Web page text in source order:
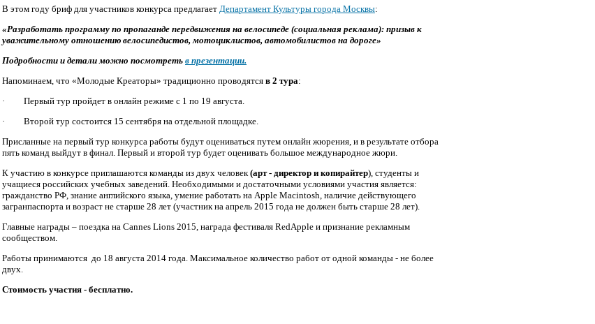
В этом году бриф для участников конкурса предлагает Департамент Культуры города Москвы:
«Разработать программу по пропаганде передвижения на велосипеде (социальная реклама): призыв к
уважительному отношению велосипедистов, мотоциклистов, автомобилистов на дороге»
Подробности и детали можно посмотреть в презентации.
Напоминаем, что «Молодые Креаторы» традиционно проводятся в 2 тура:
· Первый тур пройдет в онлайн режиме с 1 по 19 августа.
· Второй тур состоится 15 сентября на отдельной площадке.
Присланные на первый тур конкурса работы будут оцениваться путем онлайн жюрения, и в результате отбора
пять команд выйдут в финал. Первый и второй тур будет оценивать большое международное жюри.
К участию в конкурсе приглашаются команды из двух человек (арт - директор и копирайтер), студенты и
учащиеся российских учебных заведений. Необходимыми и достаточными условиями участия является:
гражданство РФ, знание английского языка, умение работать на Apple Macintosh, наличие действующего
загранпаспорта и возраст не старше 28 лет (участник на апрель 2015 года не должен быть старше 28 лет).
Главные награды – поездка на Cannes Lions 2015, награда фестиваля RedApple и признание рекламным
сообществом.
Работы принимаются до 18 августа 2014 года. Максимальное количество работ от одной команды - не более
двух.
Стоимость участия - бесплатно.